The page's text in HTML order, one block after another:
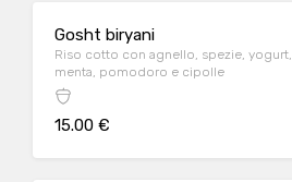
Gosht biryani
Riso cotto con agnello, spezie, yogurt,
menta, pomodoro e cipolle
15.00 €